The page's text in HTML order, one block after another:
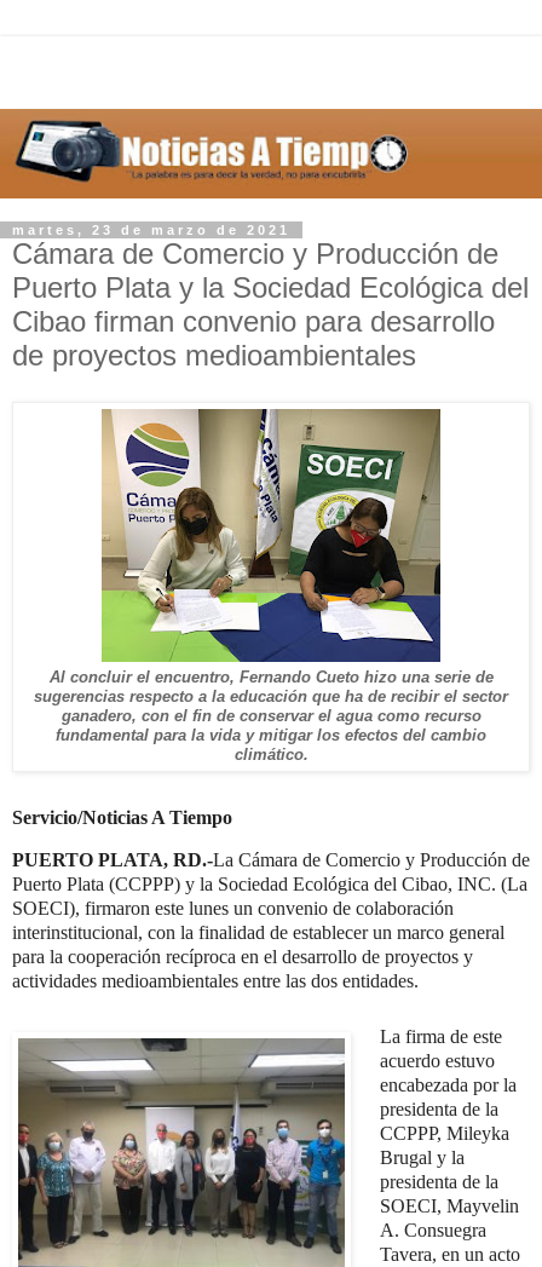
martes, 23 de marzo de 2021
Cámara de Comercio y Producción de
Puerto Plata y la Sociedad Ecológica del
Cibao firman convenio para desarrollo
de proyectos medioambientales
Al concluir el encuentro, Fernando Cueto hizo una serie de
sugerencias respecto a la educación que ha de recibir el sector
ganadero, con el fin de conservar el agua como recurso
fundamental para la vida y mitigar los efectos del cambio
climático.
Servicio/Noticias A Tiempo
PUERTO PLATA, RD.-La Cámara de Comercio y Producción de
Puerto Plata (CCPPP) y la Sociedad Ecológica del Cibao, INC. (La
SOECI), firmaron este lunes un convenio de colaboración
interinstitucional, con la finalidad de establecer un marco general
para la cooperación recíproca en el desarrollo de proyectos y
actividades medioambientales entre las dos entidades.
La firma de este
acuerdo estuvo
encabezada por la
presidenta de la
CCPPP, Mileyka
Brugal y la
presidenta de la
SOECI, Mayvelin
A. Consuegra
Tavera, en un acto